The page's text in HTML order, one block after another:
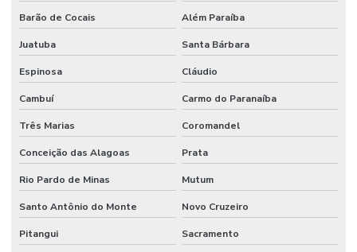
Barão de Cocais Além Paraíba
Juatuba Santa Bárbara
Espinosa Cláudio
Cambuí Carmo do Paranaíba
Três Marias Coromandel
Conceição das Alagoas Prata
Rio Pardo de Minas Mutum
Santo Antônio do Monte Novo Cruzeiro
Pitangui Sacramento